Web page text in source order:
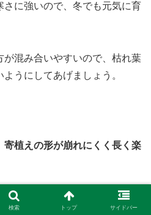
さに強いので、冬でも元気に育
混み合いやすいので、枯れ葉
うにしてあげましょう。
植えの形が崩れにくく長く楽
を引き立て合う植物と一緒に植
検索 トップ サイドバー